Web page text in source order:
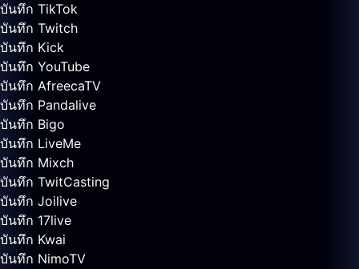
บันทึก TikTok
บันทึก Twitch
บันทึก Kick
บันทึก YouTube
บันทึก AfreecaTV
บันทึก Pandalive
บันทึก Bigo
บันทึก LiveMe
บันทึก Mixch
บันทึก TwitCasting
บันทึก Joilive
บันทึก 17live
บันทึก Kwai
บันทึก NimoTV